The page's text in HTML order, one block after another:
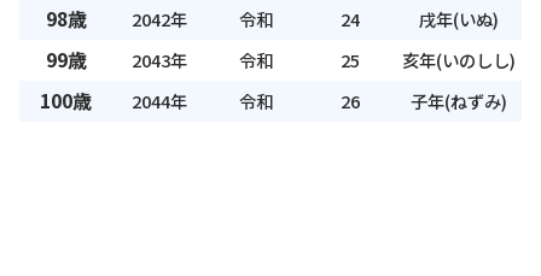
98歳 2042年 令和 24 戌年(いぬ)
99歳 2043年 令和 25 亥年(いのしし)
100歳 2044年 令和 26 子年(ねずみ)